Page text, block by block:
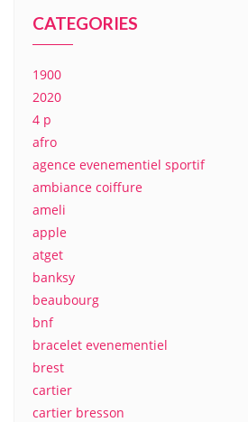
CATEGORIES
1900
2020
4 p
afro
agence evenementiel sportif
ambiance coiffure
ameli
apple
atget
banksy
beaubourg
bnf
bracelet evenementiel
brest
cartier
cartier bresson